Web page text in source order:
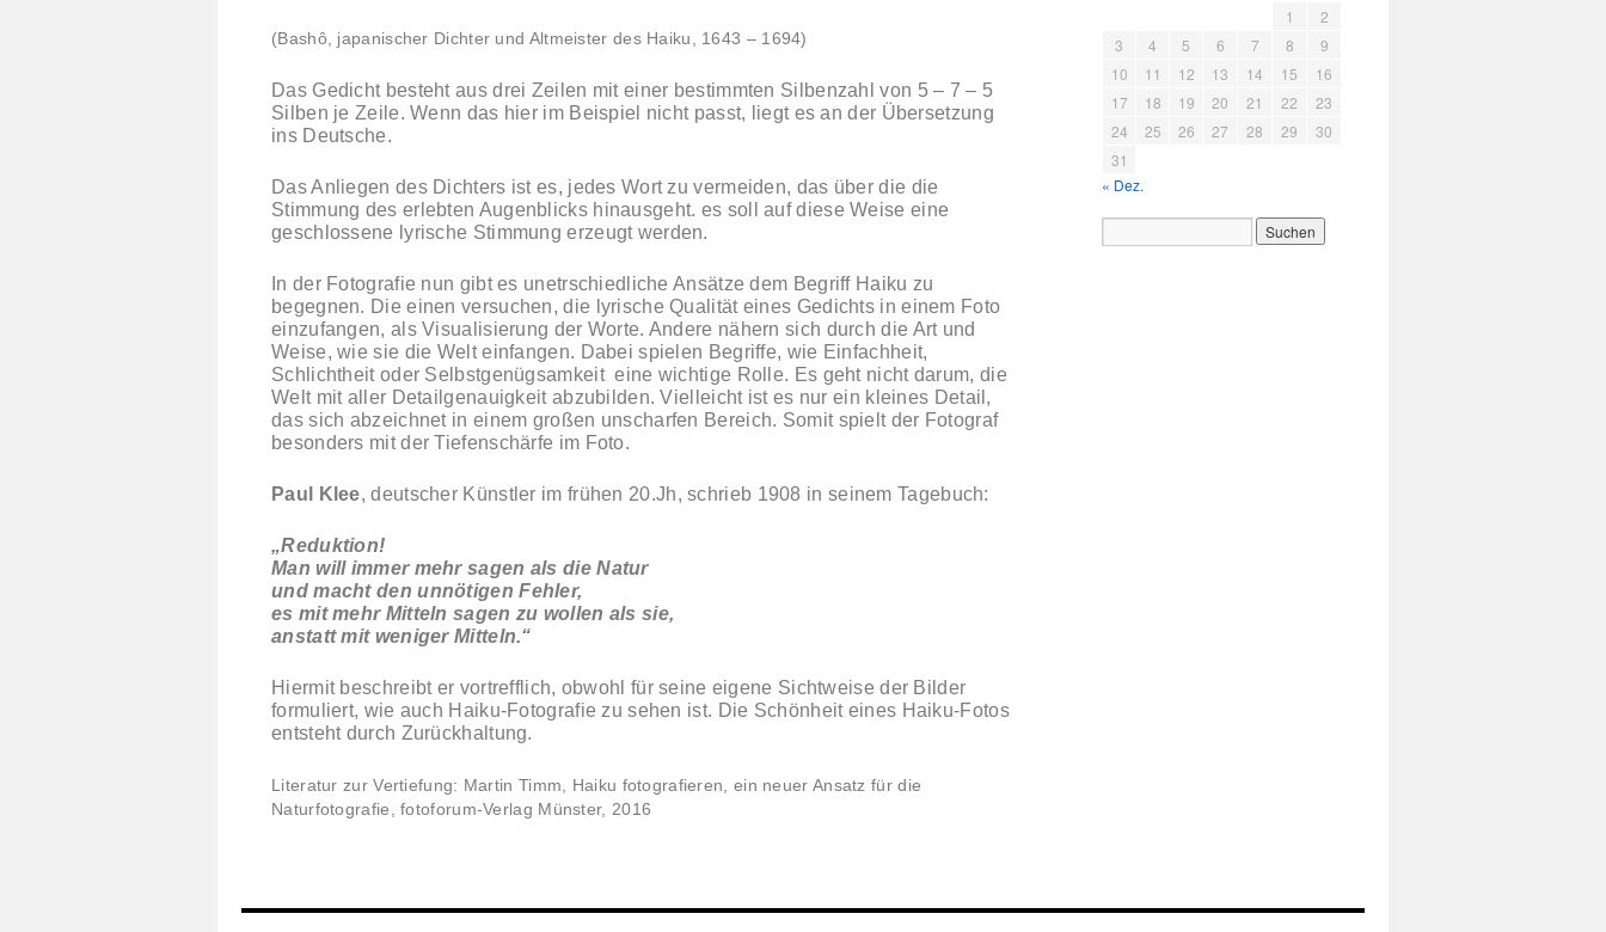
(Bashô, japanischer Dichter und Altmeister des Haiku, 1643 – 1694)
Das Gedicht besteht aus drei Zeilen mit einer bestimmten Silbenzahl von 5 – 7 – 5
Silben je Zeile. Wenn das hier im Beispiel nicht passt, liegt es an der Übersetzung
ins Deutsche.
Das Anliegen des Dichters ist es, jedes Wort zu vermeiden, das über die die
Stimmung des erlebten Augenblicks hinausgeht. es soll auf diese Weise eine
geschlossene lyrische Stimmung erzeugt werden.
In der Fotografie nun gibt es unetrschiedliche Ansätze dem Begriff Haiku zu
begegnen. Die einen versuchen, die lyrische Qualität eines Gedichts in einem Foto
einzufangen, als Visualisierung der Worte. Andere nähern sich durch die Art und
Weise, wie sie die Welt einfangen. Dabei spielen Begriffe, wie Einfachheit,
Schlichtheit oder Selbstgenügsamkeit eine wichtige Rolle. Es geht nicht darum, die
Welt mit aller Detailgenauigkeit abzubilden. Vielleicht ist es nur ein kleines Detail,
das sich abzeichnet in einem großen unscharfen Bereich. Somit spielt der Fotograf
besonders mit der Tiefenschärfe im Foto.
Paul Klee, deutscher Künstler im frühen 20.Jh, schrieb 1908 in seinem Tagebuch:
„Reduktion!
Man will immer mehr sagen als die Natur
und macht den unnötigen Fehler,
es mit mehr Mitteln sagen zu wollen als sie,
anstatt mit weniger Mitteln.“
Hiermit beschreibt er vortrefflich, obwohl für seine eigene Sichtweise der Bilder
formuliert, wie auch Haiku-Fotografie zu sehen ist. Die Schönheit eines Haiku-Fotos
entsteht durch Zurückhaltung.
Literatur zur Vertiefung: Martin Timm, Haiku fotografieren, ein neuer Ansatz für die
Naturfotografie, fotoforum-Verlag Münster, 2016
1
2
3
4 5 6 7 8
9
10
11 12 13 14 15
16
17
18 19 20 21 22
23
24
25 26 27 28 29
30
31
« Dez.